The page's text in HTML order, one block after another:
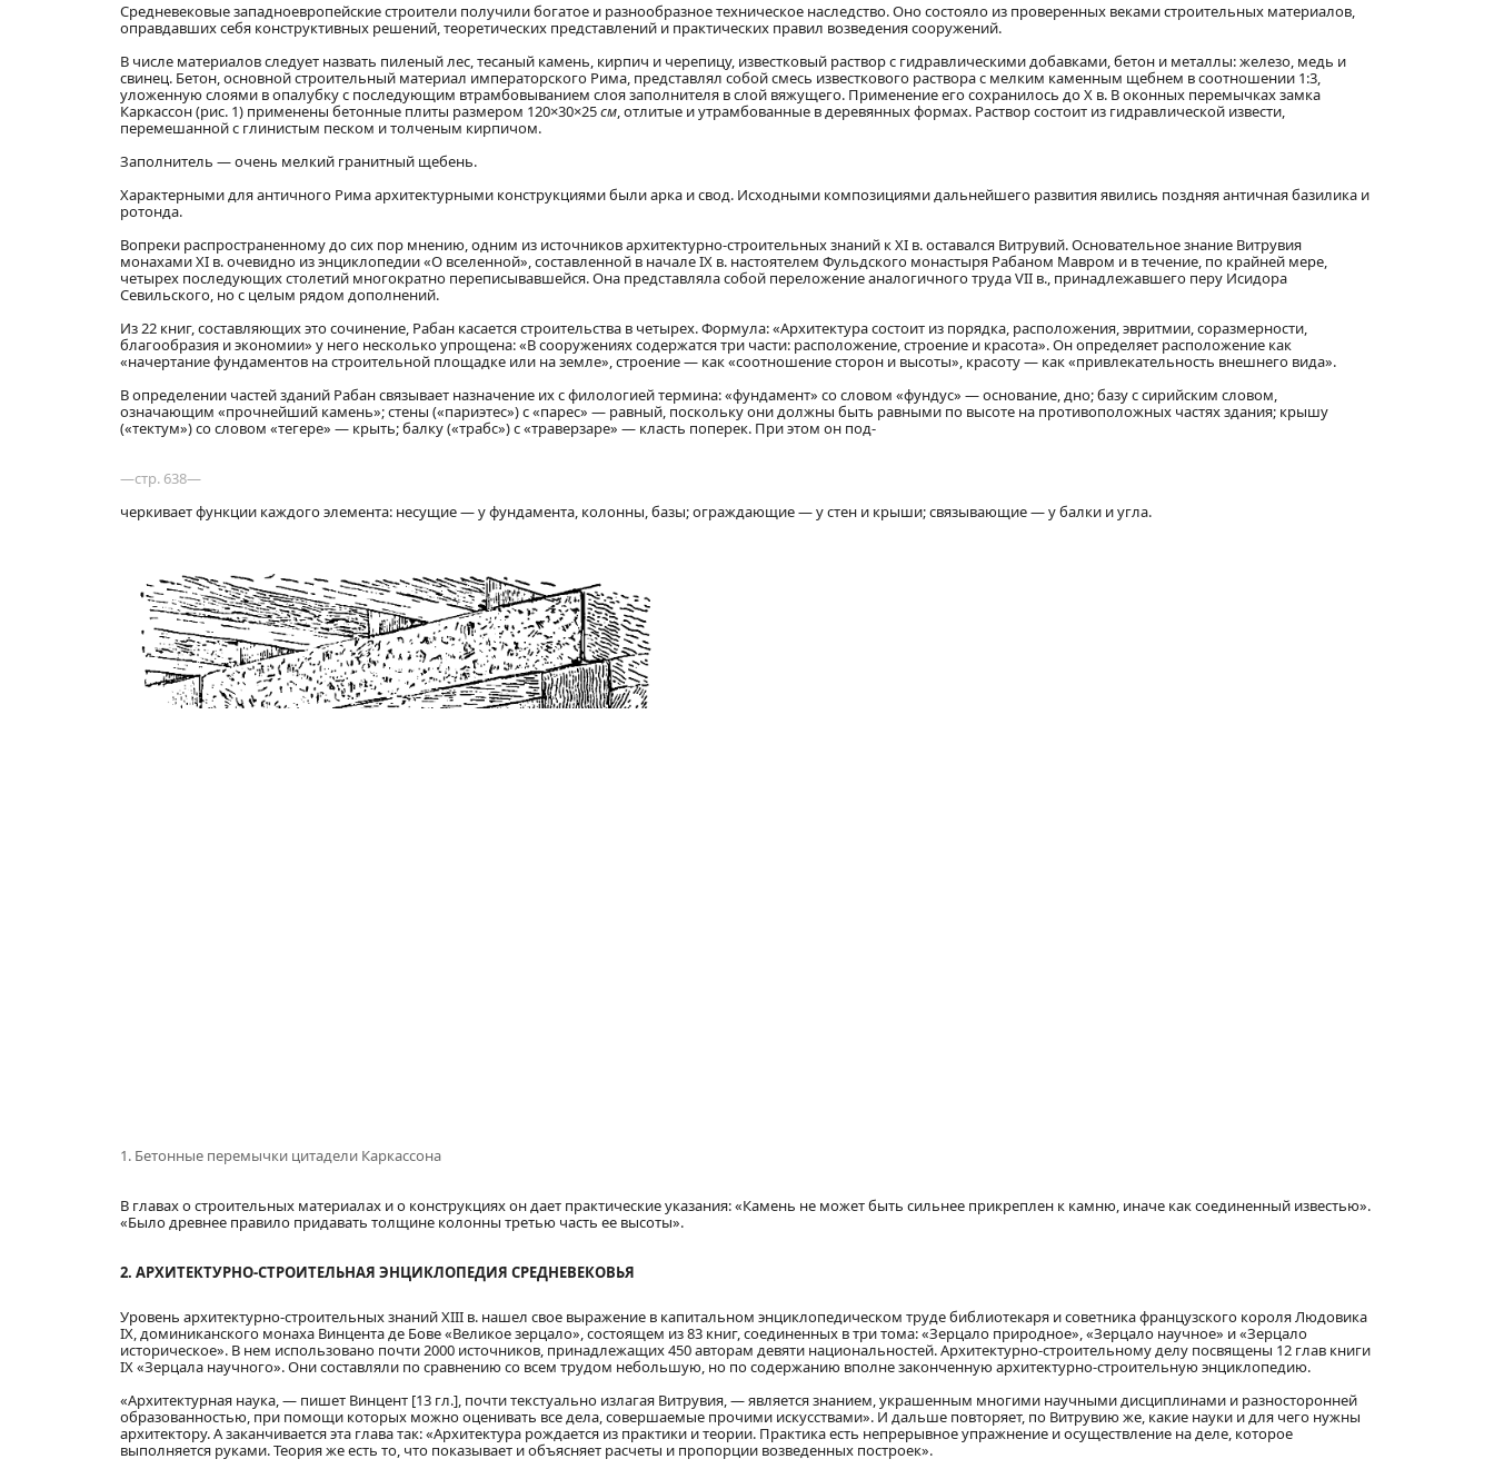
Средневековые западноевропейские строители получили богатое и разнообразное техническое наследство. Оно состояло из проверенных веками строительных материалов,
оправдавших себя конструктивных решений, теоретических представлений и практических правил возведения сооружений.
В числе материалов следует назвать пиленый лес, тесаный камень, кирпич и черепицу, известковый раствор с гидравлическими добавками, бетон и металлы: железо, медь и
свинец. Бетон, основной строительный материал императорского Рима, представлял собой смесь известкового раствора с мелким каменным щебнем в соотношении 1:3,
уложенную слоями в опалубку с последующим втрамбовыванием слоя заполнителя в слой вяжущего. Применение его сохранилось до X в. В оконных перемычках замка
Каркассон (рис. 1) применены бетонные плиты размером 120×30×25см, отлитые и утрамбованные в деревянных формах. Раствор состоит из гидравлической извести,
перемешанной с глинистым песком и толченым кирпичом.
Заполнитель — очень мелкий гранитный щебень.
Характерными для античного Рима архитектурными конструкциями были арка и свод. Исходными композициями дальнейшего развития явились поздняя античная базилика и
ротонда.
Вопреки распространенному до сих пор мнению, одним из источников архитектурно-строительных знаний к XI в. оставался Витрувий. Основательное знание Витрувия
монахами XI в. очевидно из энциклопедии «О вселенной», составленной в начале IX в. настоятелем Фульдского монастыря Рабаном Мавром и в течение, по крайней мере,
четырех последующих столетий многократно переписывавшейся. Она представляла собой переложение аналогичного труда VII в., принадлежавшего перу Исидора
Севильского, но с целым рядом дополнений.
Из 22 книг, составляющих это сочинение, Рабан касается строительства в четырех. Формула: «Архитектура состоит из порядка, расположения, эвритмии, соразмерности,
благообразия и экономии» у него несколько упрощена: «В сооружениях содержатся три части: расположение, строение и красота». Он определяет расположение как
«начертание фундаментов на строительной площадке или на земле», строение — как «соотношение сторон и высоты», красоту — как «привлекательность внешнего вида».
В определении частей зданий Рабан связывает назначение их с филологией термина: «фундамент» со словом «фундус» — основание, дно; базу с сирийским словом,
означающим «прочнейший камень»; стены («париэтес») с «парес» — равный, поскольку они должны быть равными по высоте на противоположных частях здания; крышу
(«тектум») со словом «тегере» — крыть; балку («трабс») с «траверзаре» — класть поперек. При этом он под-
—стр. 638—
черкивает функции каждого элемента: несущие — у фундамента, колонны, базы; ограждающие — у стен и крыши; связывающие — у балки и угла.
1. Бетонные перемычки цитадели Каркассона
В главах о строительных материалах и о конструкциях он дает практические указания: «Камень не может быть сильнее прикреплен к камню, иначе как соединенный известью».
«Было древнее правило придавать толщине колонны третью часть ее высоты».
2. АРХИТЕКТУРНО-СТРОИТЕЛЬНАЯ ЭНЦИКЛОПЕДИЯ СРЕДНЕВЕКОВЬЯ
Уровень архитектурно-строительных знаний XIII в. нашел свое выражение в капитальном энциклопедическом труде библиотекаря и советника французского короля Людовика
IX, доминиканского монаха Винцента де Бове «Великое зерцало», состоящем из 83 книг, соединенных в три тома: «Зерцало природное», «Зерцало научное» и «Зерцало
историческое». В нем использовано почти 2000 источников, принадлежащих 450 авторам девяти национальностей. Архитектурно-строительному делу посвящены 12 глав книги
IX «Зерцала научного». Они составляли по сравнению со всем трудом небольшую, но по содержанию вполне законченную архитектурно-строительную энциклопедию.
«Архитектурная наука, — пишет Винцент [13 гл.], почти текстуально излагая Витрувия, — является знанием, украшенным многими научными дисциплинами и разносторонней
образованностью, при помощи которых можно оценивать все дела, совершаемые прочими искусствами». И дальше повторяет, по Витрувию же, какие науки и для чего нужны
архитектору. А заканчивается эта глава так: «Архитектура рождается из практики и теории. Практика есть непрерывное упражнение и осуществление на деле, которое
выполняется руками. Теория же есть то, что показывает и объясняет расчеты и пропорции возведенных построек».